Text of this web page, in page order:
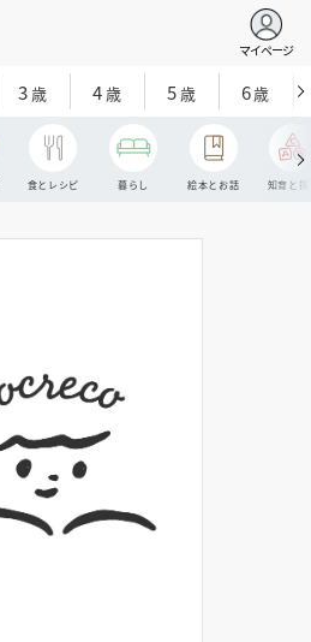
マイページ
3歳 4歳 5歳 6歳
食とレシピ 暮らし 絵本とお話 知育と探